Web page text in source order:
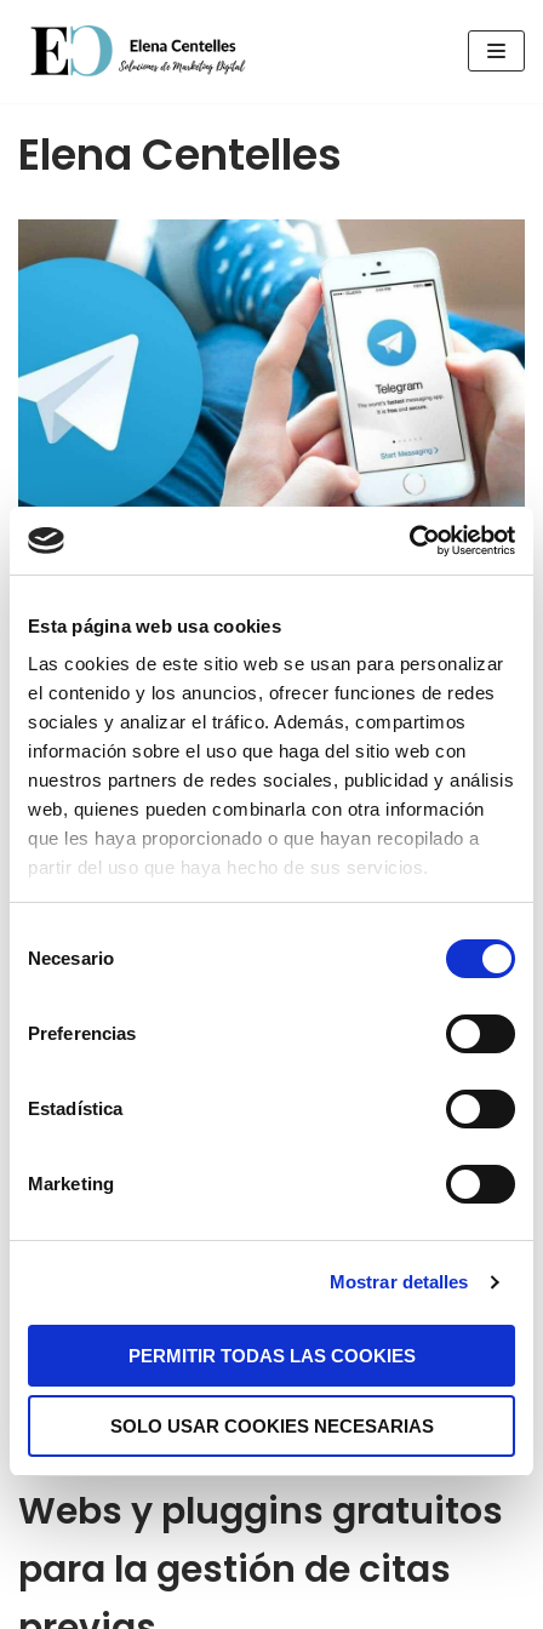
Esta página web usa cookies
Las cookies de este sitio web se usan para personalizar
el contenido y los anuncios, ofrecer funciones de redes
sociales y analizar el tráfico. Además, compartimos
información sobre el uso que haga del sitio web con
nuestros partners de redes sociales, publicidad y análisis
web, quienes pueden combinarla con otra información
que les haya proporcionado o que hayan recopilado a
partir del uso que haya hecho de sus servicios.
Necesario
Preferencias
Estadística
Marketing
Mostrar detalles
PERMITIR TODAS LAS COOKIES
SOLO USAR COOKIES NECESARIAS
Saltar
Elena Centelles
Telegram para
profesionales de
marketing digital
Elena Centelles noviembre 17, 2020
¿Usas Telegram? Esta aplicación de mensajería,
alberga funcionalidades muy interesantes y es una
Leer más
Webs y pluggins gratuitos
para la gestión de citas